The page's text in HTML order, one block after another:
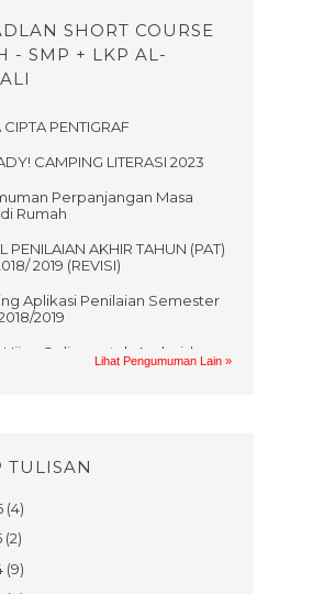
SHORT COURSE
- SMP + LKP AL-
PENTIGRAF
CAMPING LITERASI 2023
Perpanjangan Masa
Rumah
PENILAIAN AKHIR TAHUN (PAT)
2019 (REVISI)
Aplikasi Penilaian Semester
2019
Ujian Online untuk Android
KELAHIRAN NABI
Lihat Pengumuman Lain »
TULISAN
(4)
(2)
(9)